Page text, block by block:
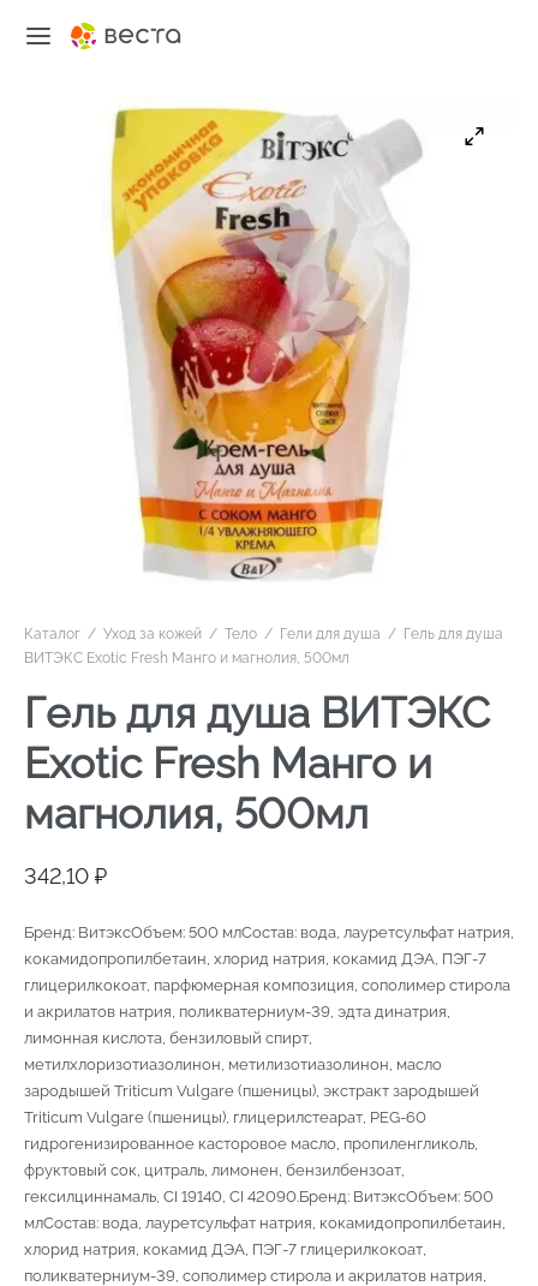
Каталог / Уход за кожей / Тело / Гели для душа / Гель для душа
ВИТЭКС Exotic Fresh Манго и магнолия, 500мл
Гель для душа ВИТЭКС
Exotic Fresh Манго и
магнолия, 500мл
342,10 ₽
Бренд: ВитэксОбъем: 500 млСостав: вода, лауретсульфат натрия,
кокамидопропилбетаин, хлорид натрия, кокамид ДЭА, ПЭГ-7
глицерилкокоат, парфюмерная композиция, сополимер стирола
и акрилатов натрия, поликватерниум-39, эдта динатрия,
лимонная кислота, бензиловый спирт,
метилхлоризотиазолинон, метилизотиазолинон, масло
зародышей Triticum Vulgare (пшеницы), экстракт зародышей
Triticum Vulgare (пшеницы), глицерилстеарат, PEG-60
гидрогенизированное касторовое масло, пропиленгликоль,
фруктовый сок, цитраль, лимонен, бензилбензоат,
гексилциннамаль, CI 19140, CI 42090.Бренд: ВитэксОбъем: 500
млСостав: вода, лауретсульфат натрия, кокамидопропилбетаин,
хлорид натрия, кокамид ДЭА, ПЭГ-7 глицерилкокоат,
поликватерниум-39, сополимер стирола и акрилатов натрия,